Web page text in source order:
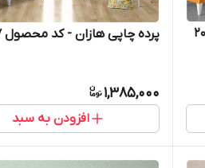
پرده چاپی هازان - کد محصول 20407
1,385,000
افزودن به سبد